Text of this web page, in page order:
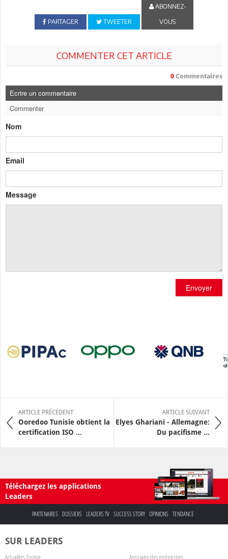
PARTAGER TWEETER
ABONNEZ-
VOUS
COMMENTER CET ARTICLE
0 Commentaires
Ecrire un commentaire
Commenter
Nom
Email
Message
Envoyer
ARTICLE PRÉCÉDENT
Ooredoo Tunisie obtient la
certification ISO ...
ARTICLE SUIVANT
Elyes Ghariani - Allemagne:
Du pacifisme ...
Téléchargez les applications
Leaders
PARTENAIRES DOSSIERS LEADERS TV SUCCESS STORY OPINIONS TENDANCE
SUR LEADERS
Actualités Tunisie Annuaire des entreprises